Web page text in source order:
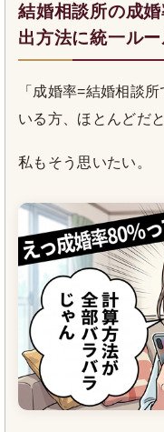
結婚相談所の成
出方法に統一ル
「成婚率=結婚相談
いる方、ほとんどだ
私もそう思いたい。